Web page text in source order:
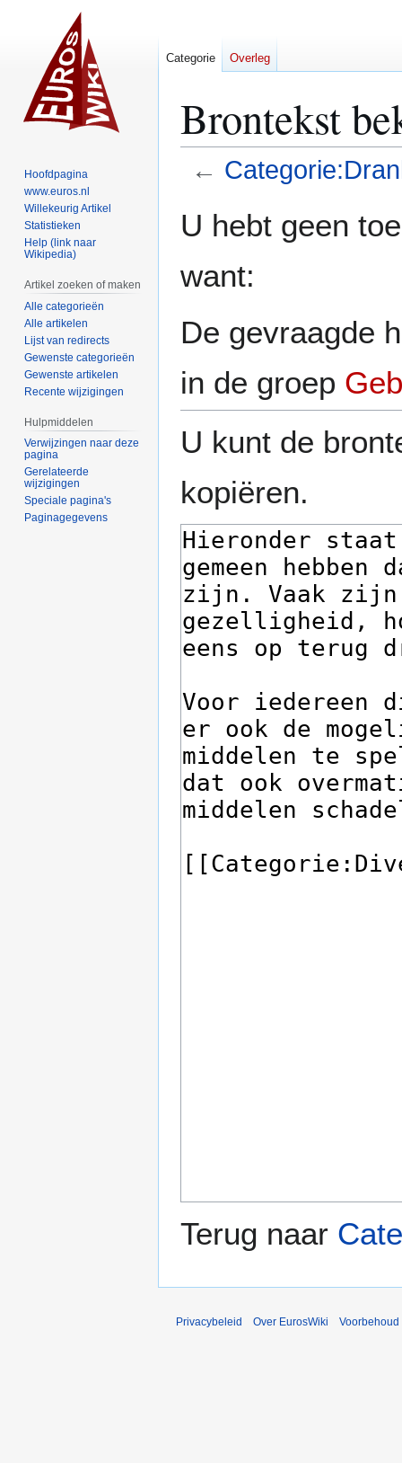
Brontekst
←
navigatie
zoeken
U hebt geen
want:
De gevraagde
in de groep
U kunt de
kopiëren.
Terug naar
Categorie Overleg
Hoofdpagina
www.euros.nl
Willekeurig Artikel
Statistieken
Help (link naar
Wikipedia)
Artikel zoeken of maken
Alle categorieën
Alle artikelen
Lijst van redirects
Gewenste categorieën
Gewenste artikelen
Recente wijzigingen
Hulpmiddelen
Verwijzingen naar deze
pagina
Gerelateerde
wijzigingen
Speciale pagina's
Paginagegevens
Privacybeleid Over EurosWiki Voorbehoud